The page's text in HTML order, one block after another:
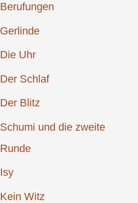
Berufun­gen
Gerlinde
Die Uhr
Der Schlaf
Der Blitz
Schumi und die zweite
Runde
Isy
Kein Witz